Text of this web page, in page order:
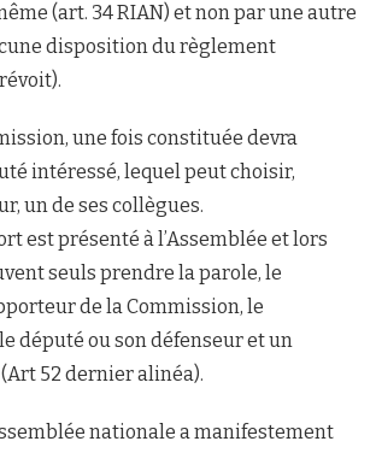
(art. 34 RIAN) et non par une autre
disposition du règlement
une fois constituée devra
intéressé, lequel peut choisir,
un de ses collègues.
est présenté à l’Assemblée et lors
seuls prendre la parole, le
de la Commission, le
député ou son défenseur et un
52 dernier alinéa).
nationale a manifestement